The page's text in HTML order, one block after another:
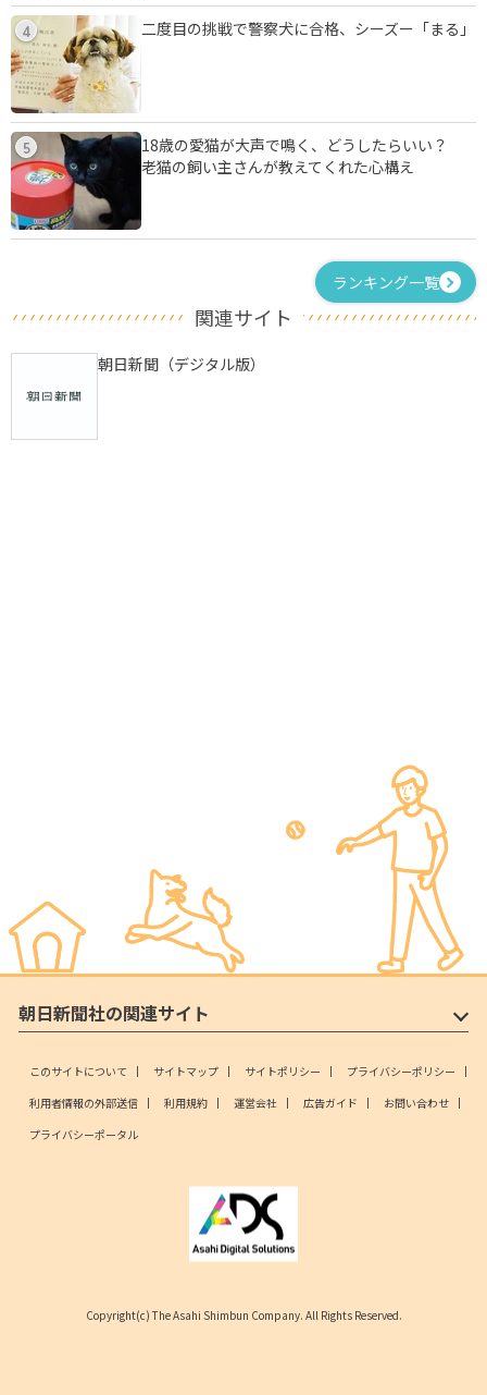
4 二度目の挑戦で警察犬に合格、シーズー「まる」
5
18歳の愛猫が大声で鳴く、どうしたらいい？
老猫の飼い主さんが教えてくれた心構え
ランキング一覧
関連サイト
朝日新聞（デジタル版）
朝日新聞社の関連サイト
このサイトについて サイトマップ サイトポリシー
プライバシーポリシー
利用者情報の外部送信
利用規約 運営会社 広告ガイド
お問い合わせ
プライバシーポータル
Copyright(c) The Asahi Shimbun Company. All Rights Reserved.